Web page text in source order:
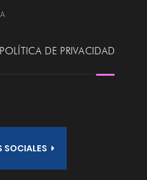
POLÍTICA DE PRIVACIDAD
SOCIALES